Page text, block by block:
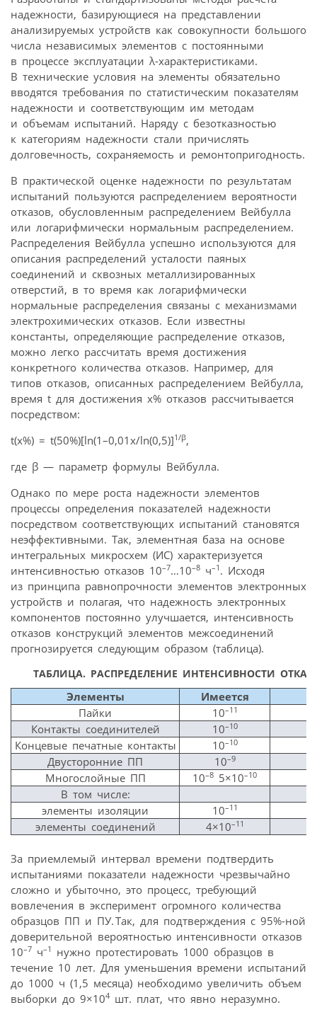
надежности, базирующиеся на представлении
анализируемых устройств как совокупности большого
числа независимых элементов с постоянными
в процессе эксплуатации λ-характеристиками.
В технические условия на элементы обязательно
вводятся требования по статистическим показателям
надежности и соответствующим им методам
и объемам испытаний. Наряду с безотказностью
к категориям надежности стали причислять
долговечность, сохраняемость и ремонтопригодность.
В практической оценке надежности по результатам
испытаний пользуются распределением вероятности
отказов, обусловленным распределением Вейбулла
или логарифмически нормальным распределением.
Распределения Вейбулла успешно используются для
описания распределений усталости паяных
соединений и сквозных металлизированных
отверстий, в то время как логарифмически
нормальные распределения связаны с механизмами
электрохимических отказов. Если известны
константы, определяющие распределение отказов,
можно легко рассчитать время достижения
конкретного количества отказов. Например, для
типов отказов, описанных распределением Вейбулла,
время t для достижения x% отказов рассчитывается
посредством:
t(х%) = t(50%)[ln(1–0,01x/ln(0,5)]1/β,
где β — параметр формулы Вейбулла.
Однако по мере роста надежности элементов
процессы определения показателей надежности
посредством соответствующих испытаний становятся
неэффективными. Так, элементная база на основе
интегральных микросхем (ИС) характеризуется
интенсивностью отказов 10–7…10–8 ч–1 . Исходя
из принципа равнопрочности элементов электронных
устройств и полагая, что надежность электронных
компонентов постоянно улучшается, интенсивность
отказов конструкций элементов межсоединений
прогнозируется следующим образом (таблица).
ТАБЛИЦА. РАСПРЕДЕЛЕНИЕ ИНТЕНСИВНОСТИ
Элементы Имеется
Пайки
10–11
Контакты соединителей 10–10
Концевые печатные контакты 10–10
Двусторонние ПП 10–9
Многослойные ПП 10–8 5×10–10
В том числе:
элементы изоляции
10–11
элементы соединений 4×10–11
За приемлемый интервал времени подтвердить
испытаниями показатели надежности чрезвычайно
сложно и убыточно, это процесс, требующий
вовлечения в эксперимент огромного количества
образцов ПП и ПУ. Так, для подтверждения с 95%-ной
доверительной вероятностью интенсивности отказов
10–7 ч–1
нужно протестировать 1000 образцов в
течение 10 лет. Для уменьшения времени испытаний
до 1000 ч (1,5 месяца) необходимо увеличить объем
выборки до 9×104 шт. плат, что явно неразумно.